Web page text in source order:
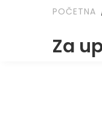
POČETNA
Za